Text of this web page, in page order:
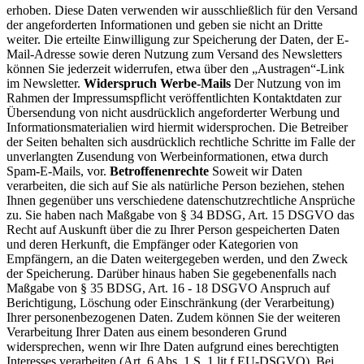
erhoben. Diese Daten verwenden wir ausschließlich für den Versand
der angeforderten Informationen und geben sie nicht an Dritte
weiter. Die erteilte Einwilligung zur Speicherung der Daten, der E-
Mail-Adresse sowie deren Nutzung zum Versand des Newsletters
können Sie jederzeit widerrufen, etwa über den „Austragen“-Link
im Newsletter. Widerspruch Werbe-Mails Der Nutzung von im
Rahmen der Impressumspflicht veröffentlichten Kontaktdaten zur
Übersendung von nicht ausdrücklich angeforderter Werbung und
Informationsmaterialien wird hiermit widersprochen. Die Betreiber
der Seiten behalten sich ausdrücklich rechtliche Schritte im Falle der
unverlangten Zusendung von Werbeinformationen, etwa durch
Spam-E-Mails, vor. Betroffenenrechte Soweit wir Daten
verarbeiten, die sich auf Sie als natürliche Person beziehen, stehen
Ihnen gegenüber uns verschiedene datenschutzrechtliche Ansprüche
zu. Sie haben nach Maßgabe von § 34 BDSG, Art. 15 DSGVO das
Recht auf Auskunft über die zu Ihrer Person gespeicherten Daten
und deren Herkunft, die Empfänger oder Kategorien von
Empfängern, an die Daten weitergegeben werden, und den Zweck
der Speicherung. Darüber hinaus haben Sie gegebenenfalls nach
Maßgabe von § 35 BDSG, Art. 16 - 18 DSGVO Anspruch auf
Berichtigung, Löschung oder Einschränkung (der Verarbeitung)
Ihrer personenbezogenen Daten. Zudem können Sie der weiteren
Verarbeitung Ihrer Daten aus einem besonderen Grund
widersprechen, wenn wir Ihre Daten aufgrund eines berechtigten
Interesses verarbeiten (Art. 6 Abs. 1 S. 1 lit f EU-DSGVO). Bei